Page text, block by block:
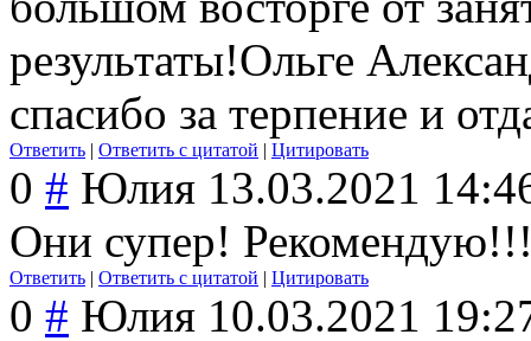
результаты!Ольге
спасибо за терпение и
Ответить | Ответить с цитатой | Цитировать
0 # Юлия 13.03.2021
Они супер!
Ответить | Ответить с цитатой | Цитировать
0 # Юлия 10.03.2021